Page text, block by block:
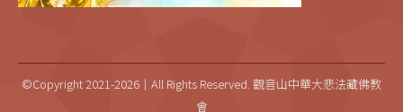
©Copyright 2021-2026｜All Rights Reserved. 觀音山中華大悲法藏佛教
會